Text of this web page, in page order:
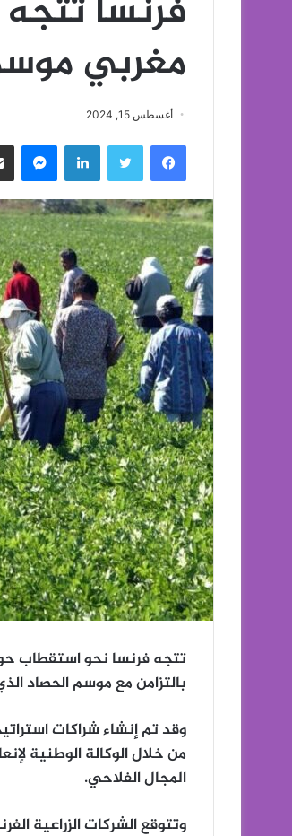
مغربي
أغسطس 15, 2024
فيسبوك تويتر لينكدإن
تتجه فرنسا نحو استقطاب حوالي
بالتزامن مع موسم الحصاد
وقد تم إنشاء شراكات
من خلال الوكالة الوطنية
المجال الفلاحي.